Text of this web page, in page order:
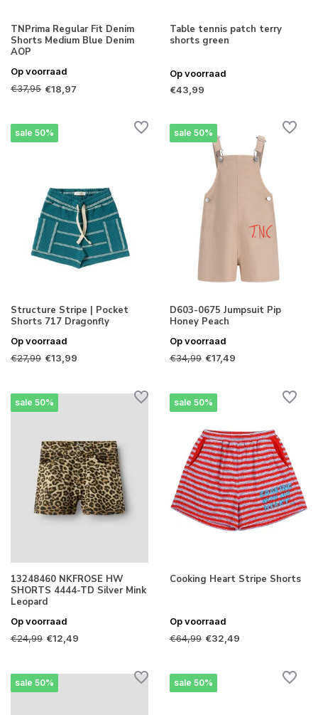
TNPrima Regular Fit Denim
Shorts Medium Blue Denim
AOP
Op voorraad
€37,95 €18,97
Table tennis patch terry
shorts green
Op voorraad
€43,99
sale 50%
Structure Stripe | Pocket
Shorts 717 Dragonfly
Op voorraad
€27,99 €13,99
sale 50%
D603-0675 Jumpsuit Pip
Honey Peach
Op voorraad
€34,99 €17,49
sale 50%
13248460 NKFROSE HW
SHORTS 4444-TD Silver Mink
Leopard
Op voorraad
€24,99 €12,49
sale 50%
Cooking Heart Stripe Shorts
Op voorraad
€64,99 €32,49
sale 50% sale 50%